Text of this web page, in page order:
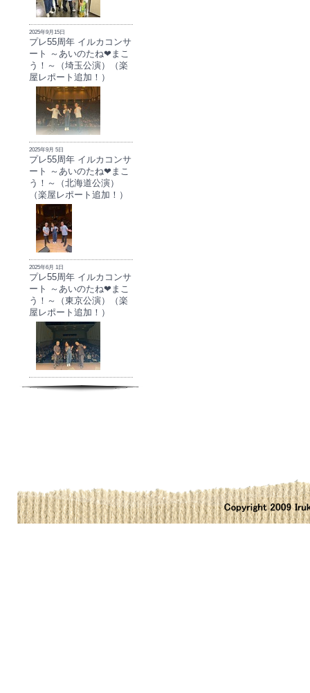
2025年9月15日
プレ55周年 イルカコンサ
ート ～あいのたね❤まこ
う！～（埼玉公演）（楽
屋レポート追加！）
2025年9月 5日
プレ55周年 イルカコンサ
ート ～あいのたね❤まこ
う！～（北海道公演）
（楽屋レポート追加！）
2025年6月 1日
プレ55周年 イルカコンサ
ート ～あいのたね❤まこ
う！～（東京公演）（楽
屋レポート追加！）